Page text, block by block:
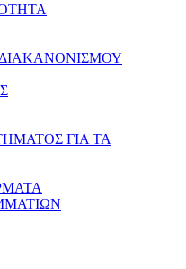
ΓΙΑ ΤΑ